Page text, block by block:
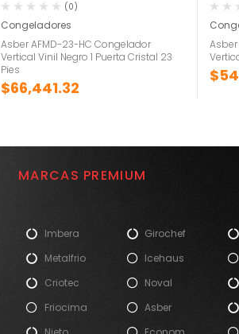
(0)
Congeladores
Asber AFMD-23-HC Congelador
Vertical Vinil Negro 1 Puerta Cristal 23
Pies
$66,441.32
$
MARCAS PREMIUM
Imbera
Metalfrio
Criotec
Friocima
Girochef
Icehaus
Noval
Asber